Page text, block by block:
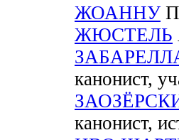
ЖОАННУ
ЖЮСТЕЛЬ
канонист,
канонист,